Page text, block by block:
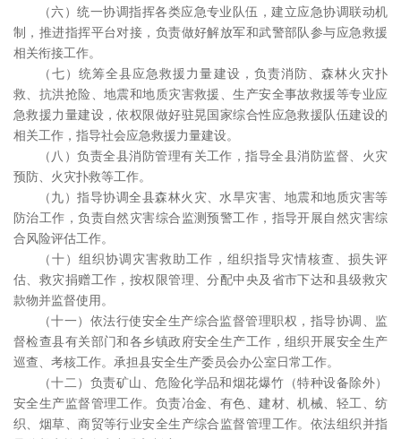
（六）统一协调指挥各类应急专业队伍，建立应急协调联动机
制，推进指挥平台对接，负责做好解放军和武警部队参与应急救援
相关衔接工作。
（七）统筹全县应急救援力量建设，负责消防、森林火灾扑
救、抗洪抢险、地震和地质灾害救援、生产安全事故救援等专业应
急救援力量建设，依权限做好驻晃国家综合性应急救援队伍建设的
相关工作，指导社会应急救援力量建设。
（八）负责全县消防管理有关工作，指导全县消防监督、火灾
预防、火灾扑救等工作。
（九）指导协调全县森林火灾、水旱灾害、地震和地质灾害等
防治工作，负责自然灾害综合监测预警工作，指导开展自然灾害综
合风险评估工作。
（十）组织协调灾害救助工作，组织指导灾情核查、损失评
估、救灾捐赠工作，按权限管理、分配中央及省市下达和县级救灾
款物并监督使用。
（十一）依法行使安全生产综合监督管理职权，指导协调、监
督检查县有关部门和各乡镇政府安全生产工作，组织开展安全生产
巡查、考核工作。承担县安全生产委员会办公室日常工作。
（十二）负责矿山、危险化学品和烟花爆竹（特种设备除外）
安全生产监督管理工作。负责冶金、有色、建材、机械、轻工、纺
织、烟草、商贸等行业安全生产综合监督管理工作。依法组织并指